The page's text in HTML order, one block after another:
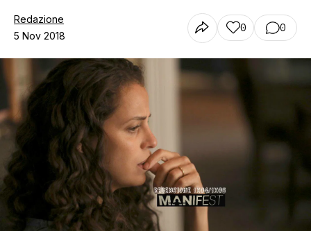
Chi siamo
Contatti
Redazione
5 Nov 2018
0 0